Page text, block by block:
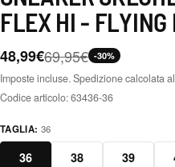
FLEX HI - FLYING
48,99€69,95€ -30%
Imposte incluse. Spedizione calcolata
Codice articolo:63436-36
TAGLIA: 36
36 38 39